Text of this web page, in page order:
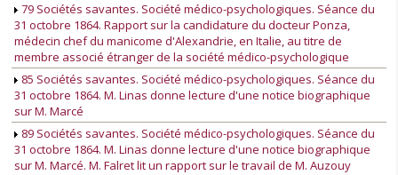
79 Sociétés savantes. Société médico-psychologiques. Séance du
31 octobre 1864. Rapport sur la candidature du docteur Ponza,
médecin chef du manicome d'Alexandrie, en Italie, au titre de
membre associé étranger de la société médico-psychologique
85 Sociétés savantes. Société médico-psychologiques. Séance du
31 octobre 1864. M. Linas donne lecture d'une notice biographique
sur M. Marcé
89 Sociétés savantes. Société médico-psychologiques. Séance du
31 octobre 1864. M. Linas donne lecture d'une notice biographique
sur M. Marcé. M. Falret lit un rapport sur le travail de M. Auzouy